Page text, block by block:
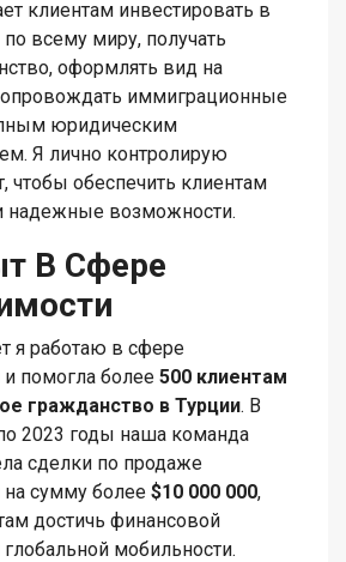
клиентам инвестировать в
всему миру, получать
оформлять вид на
иммиграционные
юридическим
Я лично контролирую
чтобы обеспечить клиентам
надежные возможности.
В Сфере
я работаю в сфере
помогла более 500 клиентам
гражданство в Турции. В
2023 годы наша команда
сделки по продаже
сумму более $10 000 000,
достичь финансовой
глобальной мобильности.